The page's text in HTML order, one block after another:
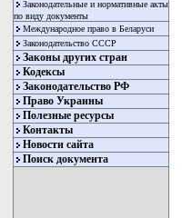
Законодательные и нормативные акты
по виду документы
Международное право в Беларуси
Законодательство СССР
Законы других стран
Кодексы
Законодательство РФ
Право Украины
Полезные ресурсы
Контакты
Новости сайта
Поиск документа